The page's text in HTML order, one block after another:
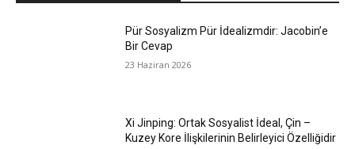
Pür Sosyalizm Pür İdealizmdir: Jacobin’e
Bir Cevap
23 Haziran 2026
Xi Jinping: Ortak Sosyalist İdeal, Çin –
Kuzey Kore İlişkilerinin Belirleyici Özelliğidir